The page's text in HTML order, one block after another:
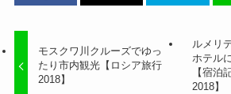
モスクワ川クルーズでゆっ
たり市内観光【ロシア旅行
2018】
ルメリ
ホテル
【宿泊
2018】